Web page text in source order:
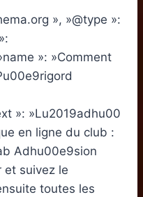
», »@type »:
»: »Comment
»: »Lu2019adhu00
en ligne du club :
Adhu00e9sion
suivez le
toutes les